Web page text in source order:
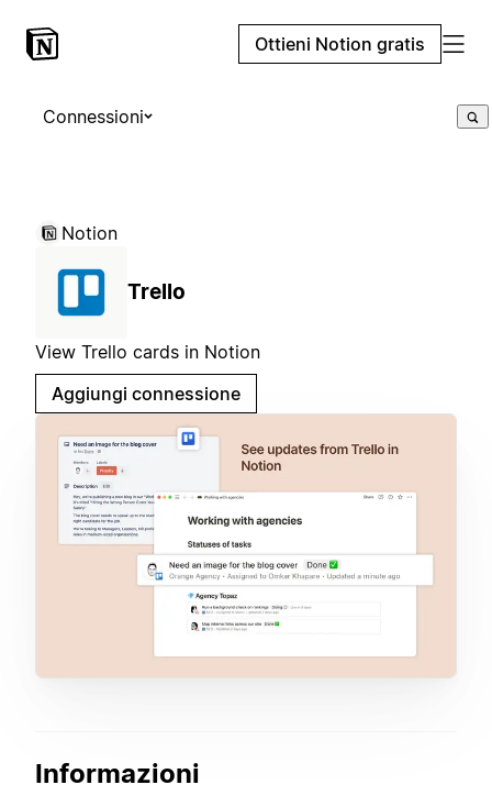
Ottieni Notion gratis
Connessioni
Notion
Trello
View Trello cards in Notion
Aggiungi connessione
Informazioni